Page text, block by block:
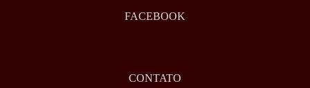
FACEBOOK
CONTATO